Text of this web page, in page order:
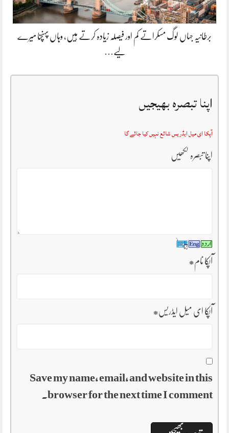
برطانیہ جہاں لوگ مسکراتے کم اور فیصلہ زیادہ کرتے ہیں، وہاں پہنچنا میرے
لیے…
اپنا تبصرہ بھیجیں
آپکا ای میل ایڈریس شائع نہیں کیا جائے گا
اپنا تبصرہ لکھیں
آپکا نام*
آپکا ای میل ایڈریس*
Save my name, email, and website in this
browser for the next time I comment.